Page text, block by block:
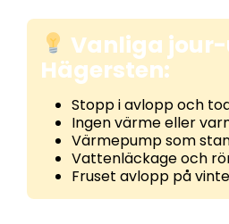
Vanliga
Hägersten:
Stopp i avlopp och
Ingen värme eller
Värmepump som
Vattenläckage och
Fruset avlopp på